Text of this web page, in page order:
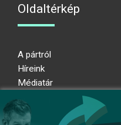
Oldaltérkép
A pártról
Híreink
Médiatár
Adatkezelési nyilatkozat